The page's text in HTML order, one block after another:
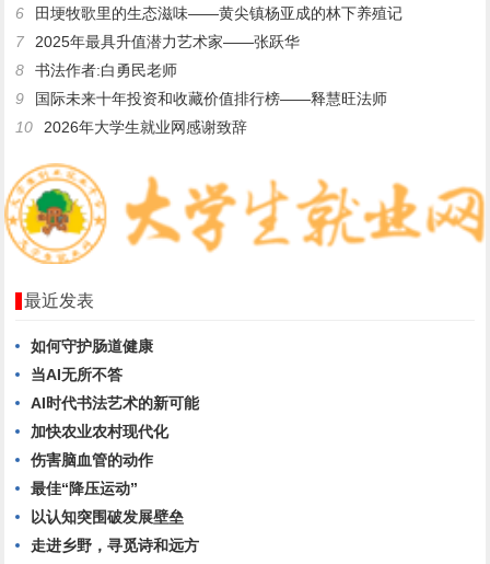
6
田埂牧歌里的生态滋味——黄尖镇杨亚成的林下养殖记
7
2025年最具升值潜力艺术家——张跃华
8
书法作者:白勇民老师
9
国际未来十年投资和收藏价值排行榜——释慧旺法师
10
2026年大学生就业网感谢致辞
最近发表
如何守护肠道健康
当AI无所不答
AI时代书法艺术的新可能
加快农业农村现代化
伤害脑血管的动作
最佳“降压运动”
以认知突围破发展壁垒
走进乡野，寻觅诗和远方